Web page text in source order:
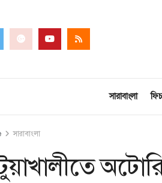
সারাবাংলা
সারাবাংলা